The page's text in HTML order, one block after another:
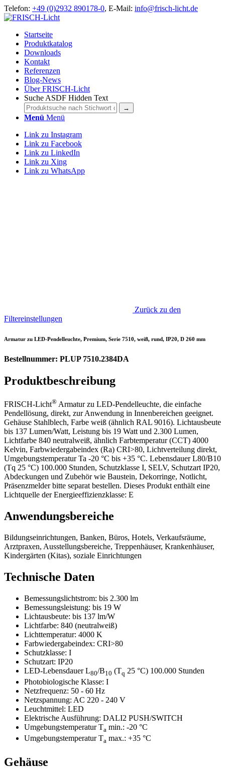
Telefon: +49 (0)2932 890178-0, E-Mail: info@frisch-licht.de
Startseite
Produktkatalog
Downloads
Kontakt
Referenzen
Blog-News
Über FRISCH-Licht
Suche ASDF Hidden Text
Menü Menü
Link zu Instagram
Link zu Facebook
Link zu LinkedIn
Link zu Xing
Link zu WhatsApp
Zurück zu den
Filtereinstellungen
Armatur zu LED-Pendelleuchte, Premium, Serie 7510, weiß, rund, IP20, D 260 mm
Bestellnummer: PLUP 7510.2384DA
Produktbeschreibung
FRISCH-Licht® Armatur zu LED-Pendelleuchte, die einfache
Pendellösung, direkt, zur Anwendung in Innenbereichen geeignet.
Gehäuse Stahlblech, Farbe weiß (ähnlich RAL 9016). Lichtausbeute
bis 137 Lumen/Watt, Leistung bis 19 Watt und 2.300 Lumen,
Lichtfarbe 840 neutralweiß, ähnlich Farbtemperatur (CCT) 4000
Kelvin, Farbwiedergabeindex (Ra) CRI>80, Lichtverteilung direkt,
Umgebungstemperatur Ta -20 °C bis +35 °C. Lebensdauer L80/B10
(Tq 25 °C) 100.000 Stunden, Schutzklasse I, SELV, Schutzart IP20,
Abdeckungen und Zubehör wie Baustein, Dekorringe, Notlicht,
Präsenzmelder bitte separat bestellen. Dieses Produkt enthält eine
Lichtquelle der Energieeffizienzklasse: E
Anwendungsbereiche
Bildungseinrichtungen, Banken, Büros, Hotels, Verkaufsräume,
Arztpraxen, Ausstellungsbereiche, Treppenhäuser, Krankenhäuser,
Kindergärten (Kitas), soziale Einrichtungen
Technische Daten
Bemessungslichtstrom: bis 2.300 lm
Bemessungsleistung: bis 19 W
Lichtausbeute: bis 137 lm/W
Lichtfarbe: 840 (neutralweiß)
Lichttemperatur: 4000 K
Farbwiedergabeindex: CRI>80
Schutzklasse: I
Schutzart: IP20
LED-Lebensdauer L80/B10 (Tq 25 °C) 100.000 Stunden
Photobiologische Klasse: I
Netzfrequenz: 50 - 60 Hz
Netzspannung: AC 220 - 240 V
Leuchtmittel: LED
Elektrische Ausführung: DALI2 PUSH/SWITCH
Umgebungstemperatur Ta min.: -20 °C
Umgebungstemperatur Ta max.: +35 °C
Gehäuse